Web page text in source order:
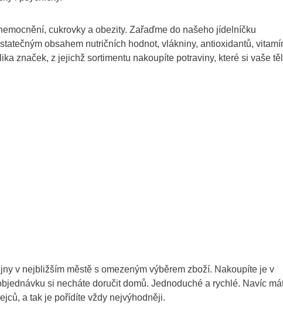
cukrovky a obezity. Zařaďme do našeho jídelníčku
obsahem nutričních hodnot, vlákniny, antioxidantů,
značek, z jejichž sortimentu nakoupíte potraviny, které si vaše
v nejbližším městě s omezeným výběrem zboží. Nakoupíte je v
si necháte doručit domů. Jednoduché a rychlé. Navíc
a tak je pořídíte vždy nejvýhodněji.